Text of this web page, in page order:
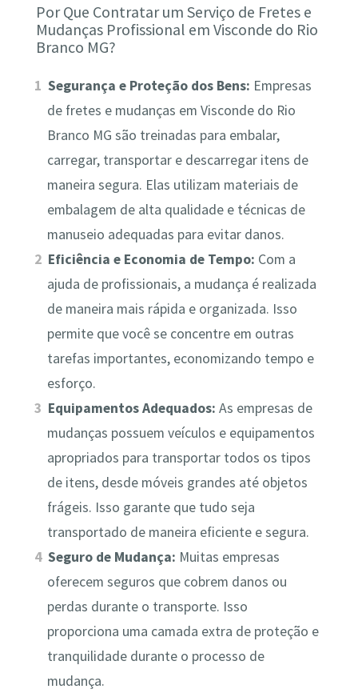
Por Que Contratar um Serviço de Fretes e
Mudanças Profissional em Visconde do Rio
Branco MG?
Segurança e Proteção dos Bens: Empresas
de fretes e mudanças em Visconde do Rio
Branco MG são treinadas para embalar,
carregar, transportar e descarregar itens de
maneira segura. Elas utilizam materiais de
embalagem de alta qualidade e técnicas de
manuseio adequadas para evitar danos.
Eficiência e Economia de Tempo: Com a
ajuda de profissionais, a mudança é realizada
de maneira mais rápida e organizada. Isso
permite que você se concentre em outras
tarefas importantes, economizando tempo e
esforço.
Equipamentos Adequados: As empresas de
mudanças possuem veículos e equipamentos
apropriados para transportar todos os tipos
de itens, desde móveis grandes até objetos
frágeis. Isso garante que tudo seja
transportado de maneira eficiente e segura.
Seguro de Mudança: Muitas empresas
oferecem seguros que cobrem danos ou
perdas durante o transporte. Isso
proporciona uma camada extra de proteção e
tranquilidade durante o processo de
mudança.